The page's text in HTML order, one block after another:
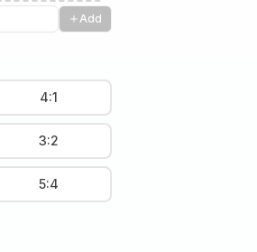
Add
4:1
3:2
5:4